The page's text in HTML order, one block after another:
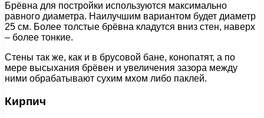
Брёвна для постройки используются максимально
равного диаметра. Наилучшим вариантом будет диаметр
25 см. Более толстые брёвна кладутся вниз стен, наверх
– более тонкие.
Стены так же, как и в брусовой бане, конопатят, а по
мере высыхания брёвен и увеличения зазора между
ними обрабатывают сухим мхом либо паклей.
Кирпич